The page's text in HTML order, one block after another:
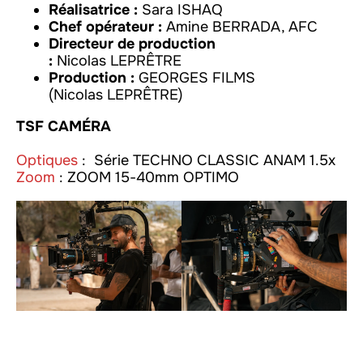
Réalisatrice : Sara ISHAQ
Chef opérateur : Amine BERRADA, AFC
Directeur de production
: Nicolas LEPRÊTRE
Production : GEORGES FILMS
(Nicolas LEPRÊTRE)
TSF CAMÉRA
Optiques : Série TECHNO CLASSIC ANAM 1.5x
Zoom : ZOOM 15-40mm OPTIMO